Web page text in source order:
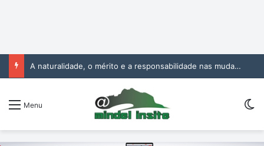
A naturalidade, o mérito e a responsabilidade nas mudanças na Administração Pública
Menu